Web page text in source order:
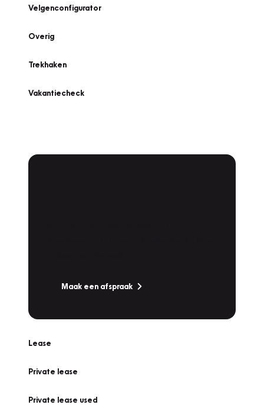
Velgenconfigurator
Overig
Trekhaken
Vakantiecheck
Maak een afspraak
Lease
Private lease
Private lease used